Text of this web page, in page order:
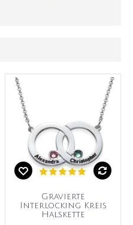
Gravierte
Interlocking Kreis
Halskette